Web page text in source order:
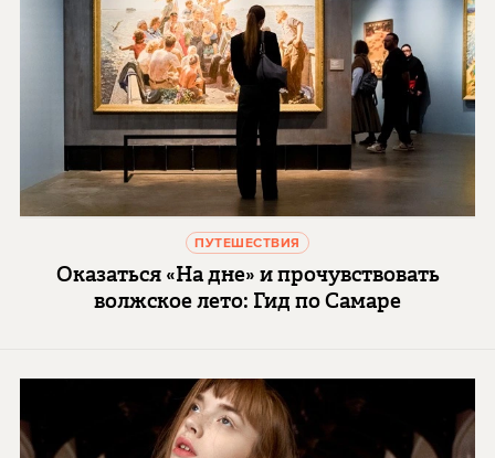
ПУТЕШЕСТВИЯ
Оказаться «На дне» и прочувствовать
волжское лето: Гид по Самаре